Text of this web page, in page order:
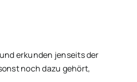
erkunden jenseits der
noch dazu gehört,